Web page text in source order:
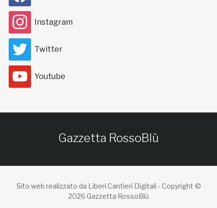
Instagram
Twitter
Youtube
Gazzetta RossoBlù
Sito web realizzato da Liberi Cantieri Digitali - Copyright ©
2026 Gazzetta RossoBlù